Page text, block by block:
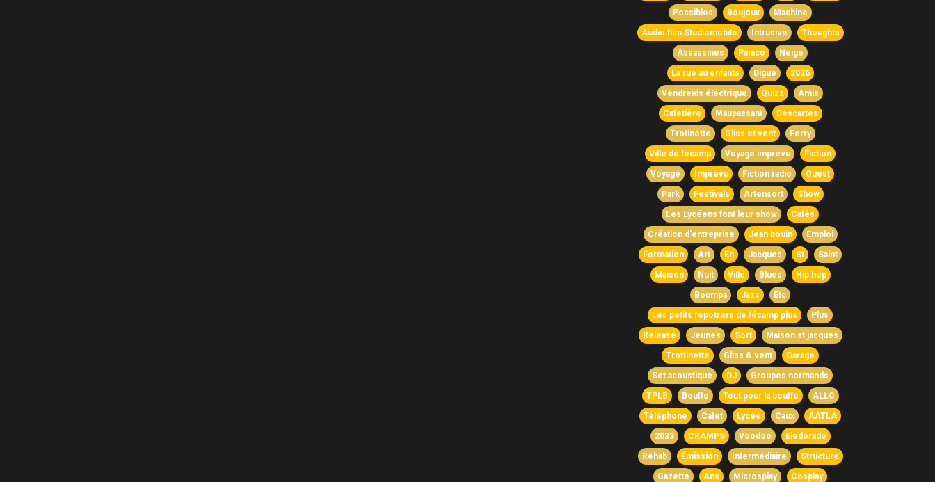
Possibles Boujoux Machine
Audio film Studiomobile Intrusive Thoughts
Assassines Panico Neige
La rue au enfants Digue 2026
Vendreids éléctrique Quizz Amis
Cafetière Maupassant Descartes
Trotinette Gliss et vent Ferry
Ville de fécamp Voyage imprévu Fiction
Voyage Imprévu Fiction radio Ouest
Park Festivals Artensort Show
Les Lycéens font leur show Cafés
Création d'entreprise Jean bouin Emploi
Formation Art En Jacques St Saint
Maison Nuit Ville Blues Hip hop
Boumpa Jazz Etc
Les petits repotrers de fécamp plus Plus
Release Jeunes Sort Maison st jacques
Trottinette Gliss & vent Garage
Set acoustique DJ Groupes normands
TPLB Bouffe Tout pour la bouffe ALLO
Téléphone Cafet Lycée Caux AATLA
2023 CRAMPS Voodoo Eledorado
Rehab Émission Intermédiaire Structure
Gazette Ans Microsplay Cosplay